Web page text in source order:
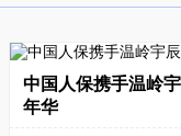
中国人保携手温岭
年华